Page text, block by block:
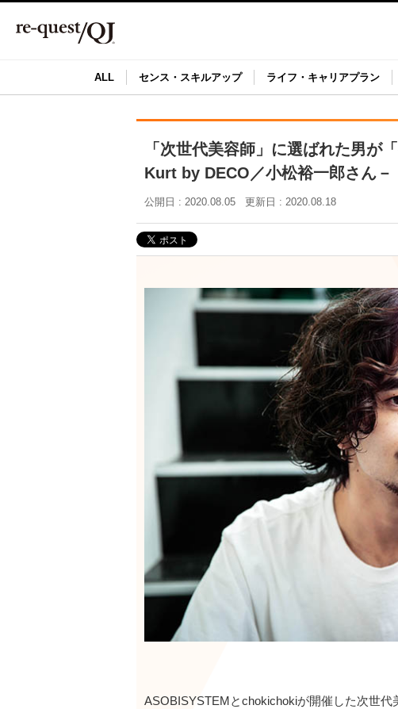
ALL センス・スキルアップ ライフ・キャリアプラン
「次世代美容師」に選ばれた男が
Kurt by DECO／小松裕一郎さん－
公開日 : 2020.08.05 更新日 : 2020.08.18
ASOBISYSTEMとchokichokiが開催した次世